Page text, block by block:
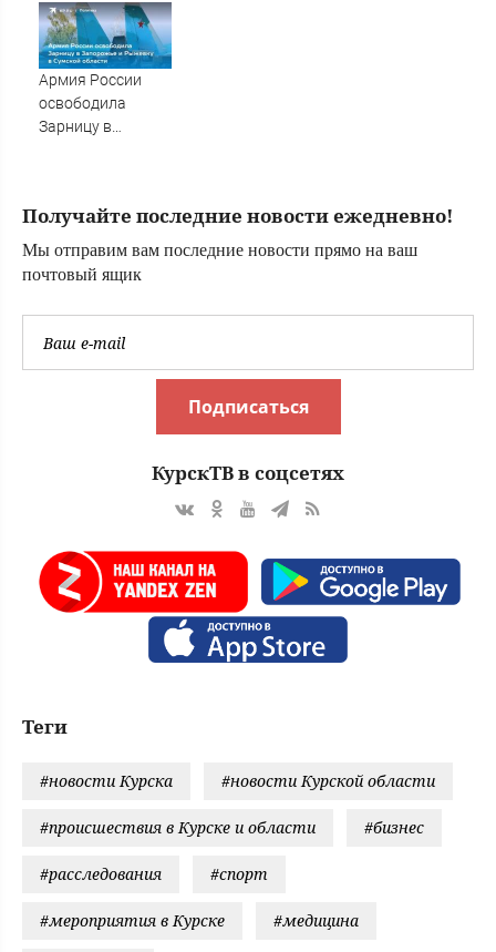
нежным и
эластичным:
секрет
идеального
блюда
Армия России
освободила
Зарницу в
Получайте последние новости ежедневно!
Мы отправим вам последние новости прямо на ваш
почтовый ящик
Подписаться
КурскТВ в соцсетях
Теги
#новости Курска #новости Курской области
#происшествия в Курске и области #бизнес
#расследования #спорт
#мероприятия в Курске #медицина